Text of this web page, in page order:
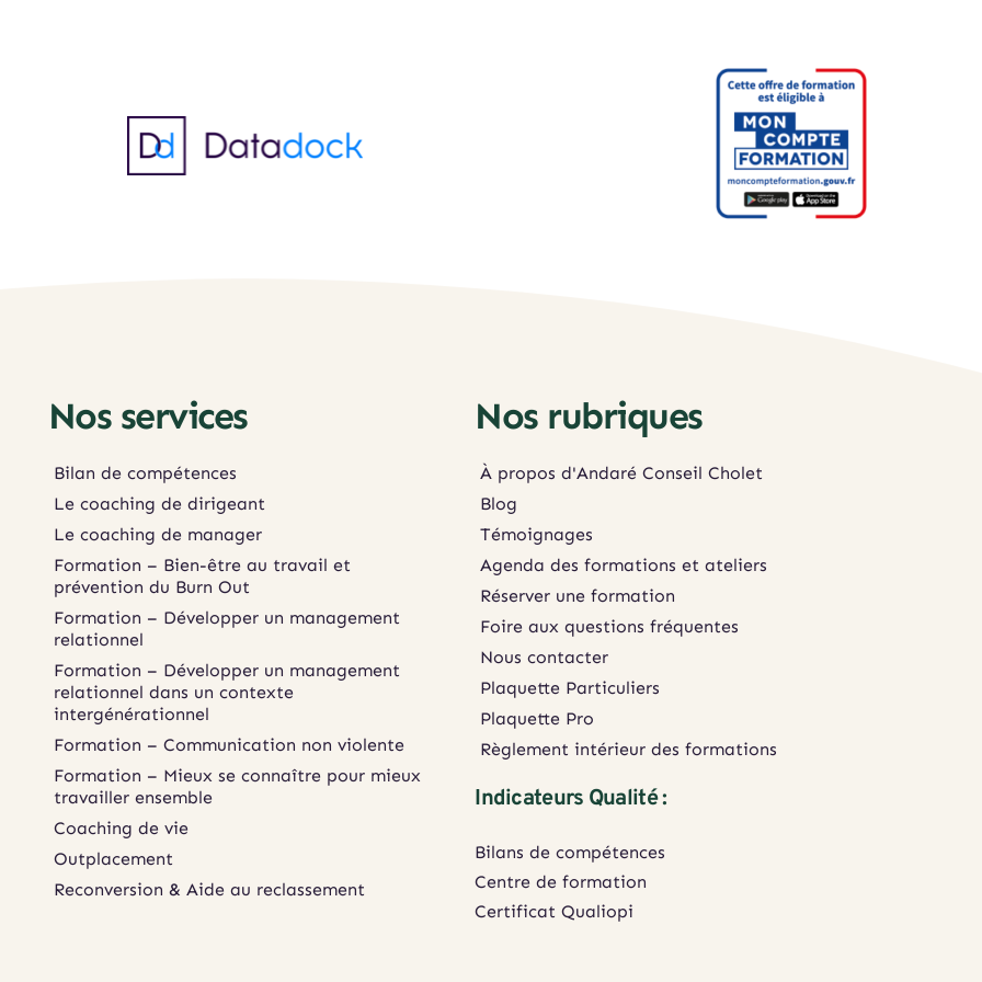
Nos services
Bilan de compétences
Le coaching de dirigeant
Le coaching de manager
Formation – Bien-être au travail et
prévention du Burn Out
Formation – Développer un management
relationnel
Formation – Développer un management
relationnel dans un contexte
intergénérationnel
Formation – Communication non violente
Formation – Mieux se connaître pour mieux
travailler ensemble
Coaching de vie
Outplacement
Reconversion & Aide au reclassement
Nos rubriques
À propos d'Andaré Conseil Cholet
Blog
Témoignages
Agenda des formations et ateliers
Réserver une formation
Foire aux questions fréquentes
Nous contacter
Plaquette Particuliers
Plaquette Pro
Règlement intérieur des formations
Indicateurs Qualité :
Bilans de compétences
Centre de formation
Certificat Qualiopi